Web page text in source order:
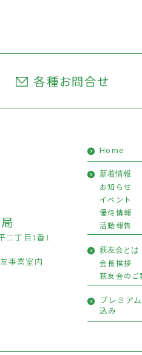
各種お問合せ
二丁目1番1
事業室内
Home
新着情報
お知らせ
イベント
優待情報
活動報告
萩友会とは
会長挨拶
萩友会のご
プレミア
込み